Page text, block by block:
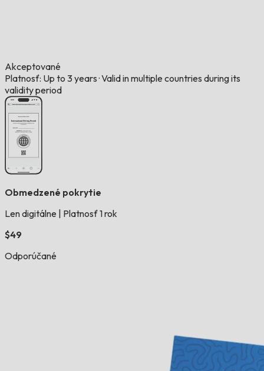
Akceptované
Platnosť: Up to 3 years ·Valid in multiple countries during its
validity period
Obmedzené pokrytie
Len digitálne
Platnosť 1 rok
$49
Odporúčané